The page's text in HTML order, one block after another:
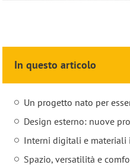
In questo articolo
Un progetto nato per
Design esterno: nuove
Interni digitali e materiali
Spazio, versatilità e